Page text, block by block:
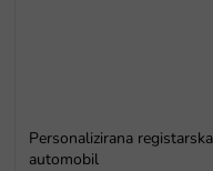
Personalizirana
automobil